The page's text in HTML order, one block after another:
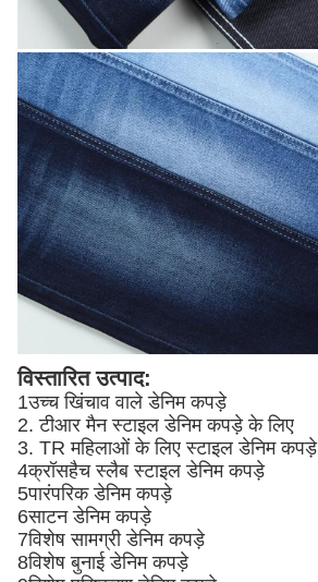
विस्तारित उत्पाद:
1उच्च खिंचाव वाले डेनिम कपड़े
2. टीआर मैन स्टाइल डेनिम कपड़े के लिए
3. TR महिलाओं के लिए स्टाइल डेनिम कपड़े
4क्रॉसहैच स्लैब स्टाइल डेनिम कपड़े
5पारंपरिक डेनिम कपड़े
6साटन डेनिम कपड़े
7विशेष सामग्री डेनिम कपड़े
8विशेष बुनाई डेनिम कपड़े